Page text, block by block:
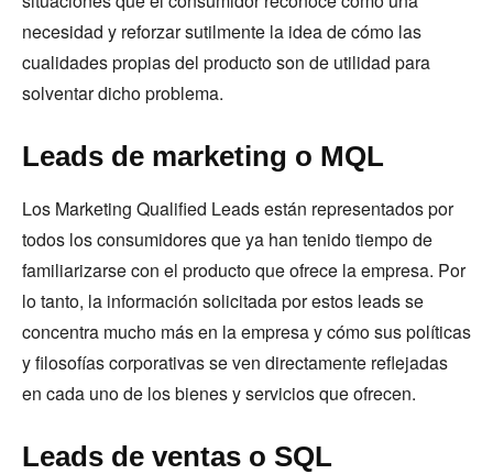
necesidad y reforzar sutilmente la idea de cómo las
cualidades propias del producto son de utilidad para
solventar dicho problema.
Leads de marketing o MQL
Los Marketing Qualified Leads están representados por
todos los consumidores que ya han tenido tiempo de
familiarizarse con el producto que ofrece la empresa. Por
lo tanto, la información solicitada por estos leads se
concentra mucho más en la empresa y cómo sus políticas
y filosofías corporativas se ven directamente reflejadas
en cada uno de los bienes y servicios que ofrecen.
Leads de ventas o SQL